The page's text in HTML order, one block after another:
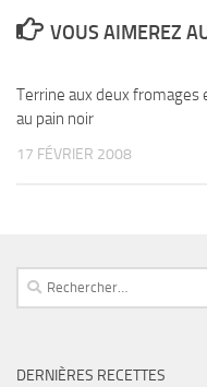
VOUS AIMEREZ
Terrine aux deux fromages
au pain noir
17 FÉVRIER 2008
Rechercher :
DERNIÈRES RECETTES